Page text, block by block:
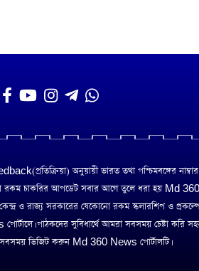
অনুয়ায়ী ভারত তথা পশ্চিমবঙ্গের
রকম চাকরির আপডেট সবার আগে তুলে ধরা হয় Md
কেন্দ্র ও রাজ্য সরকারের যেকোনো রকম স্কলারশিপ ও
পাঠকদের সুবিধার্থে আমরা সবসময় চেষ্টা করি
ভিজিট করুন Md 360 News পোর্টালটি।